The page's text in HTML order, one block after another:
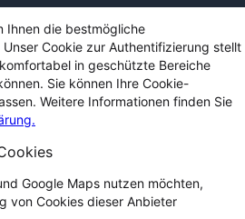
Ihnen die bestmögliche
Cookie zur Authentifizierung stellt
in geschützte Bereiche
Sie können Ihre Cookie-
Weitere Informationen finden Sie
Google Maps nutzen möchten,
von Cookies dieser Anbieter